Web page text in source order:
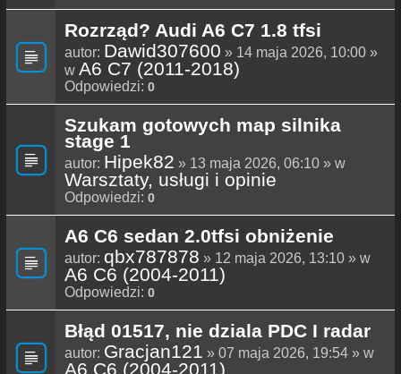
Rozrząd? Audi A6 C7 1.8 tfsi
autor: Dawid307600 » 14 maja 2026, 10:00 »
w A6 C7 (2011-2018)
Odpowiedzi: 0
Szukam gotowych map silnika
stage 1
autor: Hipek82 » 13 maja 2026, 06:10 » w
Warsztaty, usługi i opinie
Odpowiedzi: 0
A6 C6 sedan 2.0tfsi obniżenie
autor: qbx787878 » 12 maja 2026, 13:10 » w
A6 C6 (2004-2011)
Odpowiedzi: 0
Błąd 01517, nie dziala PDC I radar
autor: Gracjan121 » 07 maja 2026, 19:54 » w
A6 C6 (2004-2011)